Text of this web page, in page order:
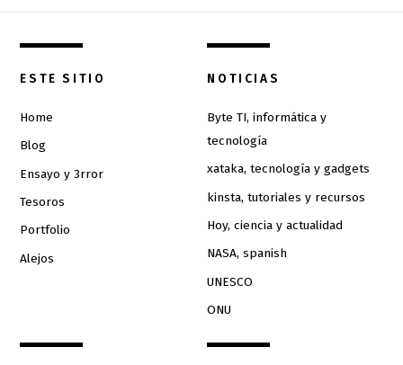
ESTE SITIO
Home
Blog
Ensayo y 3rror
Tesoros
Portfolio
Alejos
NOTICIAS
Byte TI, informática y
tecnología
xataka, tecnología y gadgets
kinsta, tutoriales y recursos
Hoy, ciencia y actualidad
NASA, spanish
UNESCO
ONU